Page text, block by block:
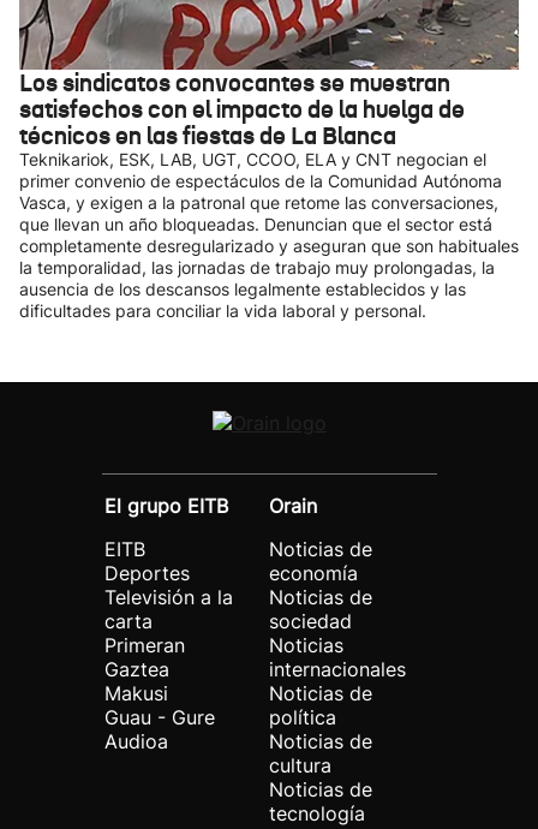
Los sindicatos convocantes se muestran
satisfechos con el impacto de la huelga de
técnicos en las fiestas de La Blanca
Teknikariok, ESK, LAB, UGT, CCOO, ELA y CNT negocian el
primer convenio de espectáculos de la Comunidad Autónoma
Vasca, y exigen a la patronal que retome las conversaciones,
que llevan un año bloqueadas. Denuncian que el sector está
completamente desregularizado y aseguran que son habituales
la temporalidad, las jornadas de trabajo muy prolongadas, la
ausencia de los descansos legalmente establecidos y las
dificultades para conciliar la vida laboral y personal.
El grupo EITB
EITB
Deportes
Televisión a la
carta
Primeran
Gaztea
Makusi
Guau - Gure
Audioa
Orain
Noticias de
economía
Noticias de
sociedad
Noticias
internacionales
Noticias de
política
Noticias de
cultura
Noticias de
tecnología